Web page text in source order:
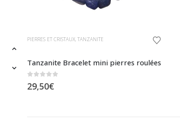
PIERRES ET CRISTAUX, TANZANITE
Tanzanite Bracelet mini pierres roulées
29,50€